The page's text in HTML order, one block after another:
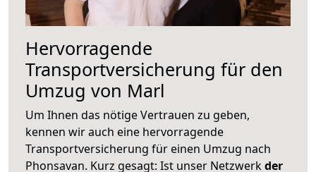
Hervorragende
Transportversicherung für den
Umzug von Marl
Um Ihnen das nötige Vertrauen zu geben,
kennen wir auch eine hervorragende
Transportversicherung für einen Umzug nach
Phonsavan. Kurz gesagt: Ist unser Netzwerkder